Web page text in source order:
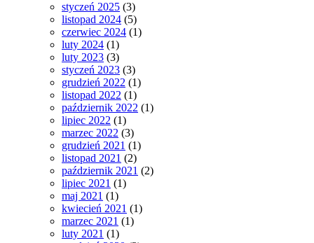
styczeń 2025 (3)
listopad 2024 (5)
czerwiec 2024 (1)
luty 2024 (1)
luty 2023 (3)
styczeń 2023 (3)
grudzień 2022 (1)
listopad 2022 (1)
październik 2022 (1)
lipiec 2022 (1)
marzec 2022 (3)
grudzień 2021 (1)
listopad 2021 (2)
październik 2021 (2)
lipiec 2021 (1)
maj 2021 (1)
kwiecień 2021 (1)
marzec 2021 (1)
luty 2021 (1)